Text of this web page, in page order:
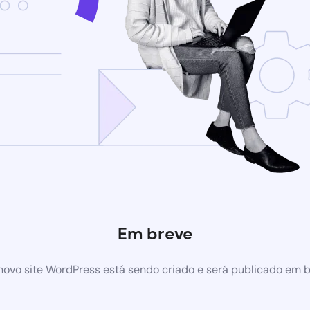
Em breve
site WordPress está sendo criado e será publicado em